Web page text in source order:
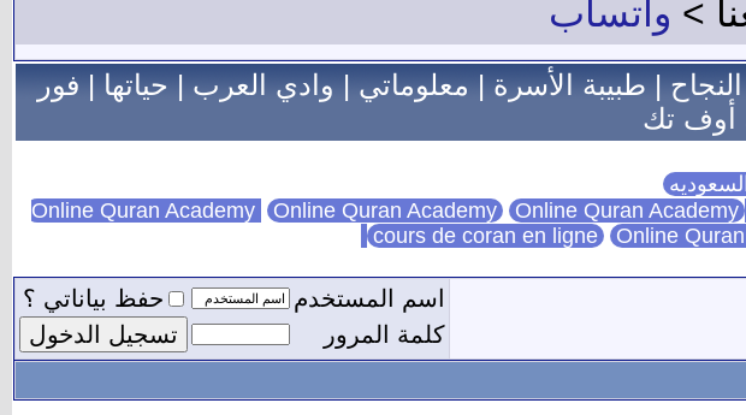
> واتساب
|طبيبة الأسرة|معلوماتي|وادي العرب|حياتها|فور
أوف تك
Online Quran Academy Online Quran Academy
cours de coran en ligne Online
اسم المستخدم
حفظ بياناتي ؟
كلمة المرور